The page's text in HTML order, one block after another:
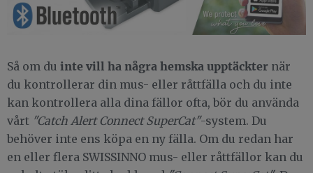
Så om du inte vill ha några hemska upptäckter när
du kontrollerar din mus- eller råttfälla och du inte
kan kontrollera alla dina fällor ofta, bör du använda
vårt "Catch Alert Connect SuperCat"-system. Du
behöver inte ens köpa en ny fälla. Om du redan har
en eller flera SWISSINNO mus- eller råttfällor kan du